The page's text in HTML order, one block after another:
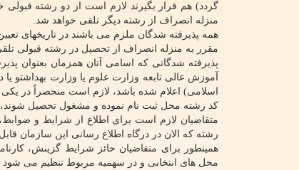
گردد) هم قرار بگیرند لازم است از دو رشته قبولی
منزله انصراف از رشته دیگر تلقی خواهد شد.
همه پذیرفته شدگان ملزم می باشند در تاریخهای
مقرر به منزله انصراف از تحصیل در رشته قبولی
پذیرفته شدگانی که اسامی آنان همزمان بعنوان
آموزش عالی تابعه وزارت علوم یا وزارت بهداشتو
اسلامی) اعلام شده باشد، لازم است منحصراً در
کد رشته محل ثبت نام نموده و مشغول تحصیل شوند،
متقاضیان لازم است برای اطلاع از شرایط و
رشته که الان در درگاه اطلاع رسانی این سازمان
همینطور برای متقاضیان حائز شرایط گزینش،
محل های انتخابی و در سهمیه مربوط تنظیم می شود